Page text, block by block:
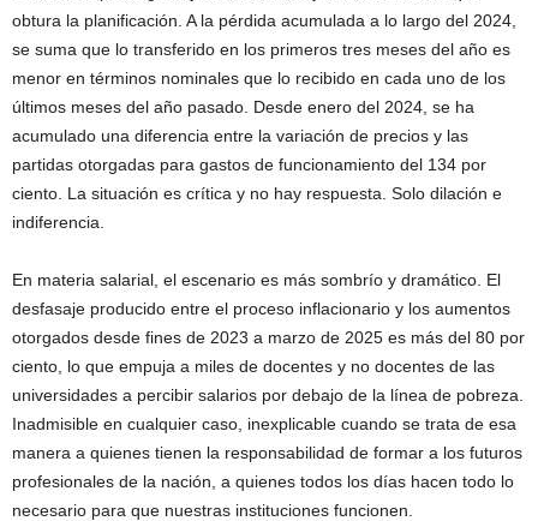
obtura la planificación. A la pérdida acumulada a lo largo del 2024,
se suma que lo transferido en los primeros tres meses del año es
menor en términos nominales que lo recibido en cada uno de los
últimos meses del año pasado. Desde enero del 2024, se ha
acumulado una diferencia entre la variación de precios y las
partidas otorgadas para gastos de funcionamiento del 134 por
ciento. La situación es crítica y no hay respuesta. Solo dilación e
indiferencia.
En materia salarial, el escenario es más sombrío y dramático. El
desfasaje producido entre el proceso inflacionario y los aumentos
otorgados desde fines de 2023 a marzo de 2025 es más del 80 por
ciento, lo que empuja a miles de docentes y no docentes de las
universidades a percibir salarios por debajo de la línea de pobreza.
Inadmisible en cualquier caso, inexplicable cuando se trata de esa
manera a quienes tienen la responsabilidad de formar a los futuros
profesionales de la nación, a quienes todos los días hacen todo lo
necesario para que nuestras instituciones funcionen.